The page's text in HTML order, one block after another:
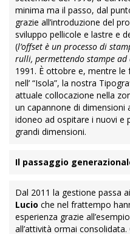
minima ma il passo, dal
grazie all’introduzione del
sviluppo pellicole e lastre e
(l’offset è un processo di
rulli, permettendo stampe
1991. È ottobre e, mentre le
nell’ “Isola”, la nostra
attuale collocazione nella
un capannone di
idoneo ad ospitare i nuovi e
grandi dimensioni.
Il passaggio
Dal 2011 la gestione passa
Lucio che nel frattempo
esperienza grazie
all’attività ormai consolidata.